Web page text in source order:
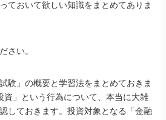
ておいて欲しい知識をまとめてありま
さい。
験」の概要と学習法をまとめておきま
資」という行為について、本当に大雑
しておきます。投資対象となる「金融